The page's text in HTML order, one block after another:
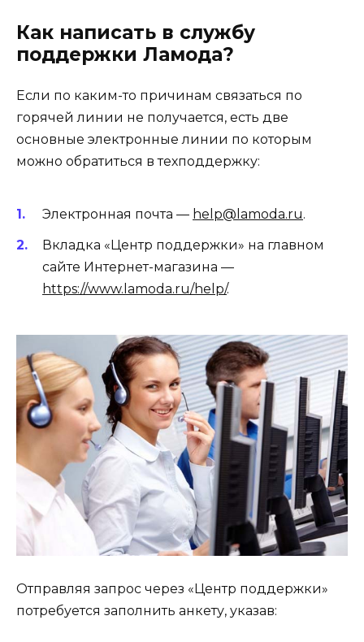
Как написать в службу
поддержки Ламода?
Если по каким-то причинам связаться по
горячей линии не получается, есть две
основные электронные линии по которым
можно обратиться в техподдержку:
Электронная почта — help@lamoda.ru.
Вкладка «Центр поддержки» на главном
сайте Интернет-магазина —
https://www.lamoda.ru/help/.
Отправляя запрос через «Центр поддержки»
потребуется заполнить анкету, указав: